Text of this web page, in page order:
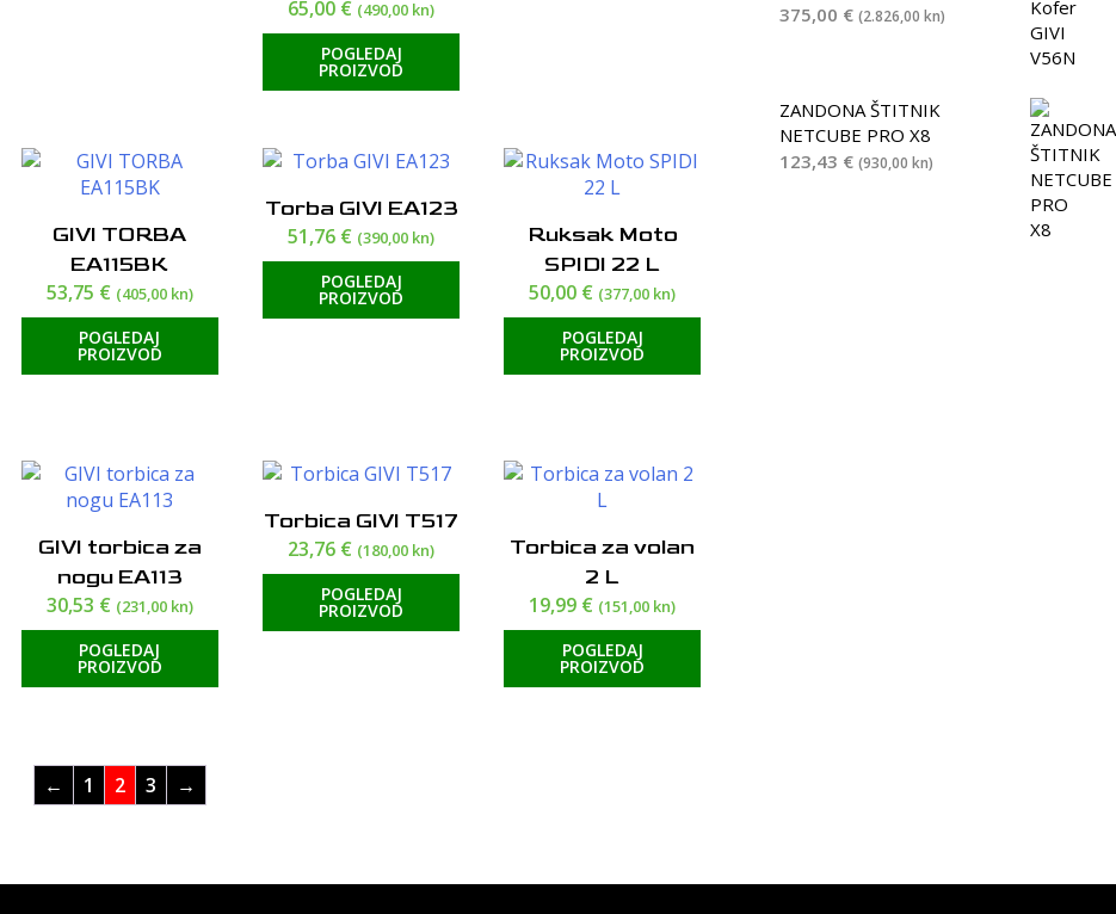
65,00 € (490,00 kn)
POGLEDAJ
PROIZVOD
GIVI TORBA
EA115BK
53,75 € (405,00 kn)
POGLEDAJ
PROIZVOD
Torba GIVI EA123
51,76 € (390,00 kn)
POGLEDAJ
PROIZVOD
Ruksak Moto
SPIDI 22 L
50,00 € (377,00 kn)
POGLEDAJ
PROIZVOD
GIVI torbica za
nogu EA113
30,53 € (231,00 kn)
POGLEDAJ
PROIZVOD
Torbica GIVI T517
23,76 € (180,00 kn)
POGLEDAJ
PROIZVOD
Torbica za volan
2 L
19,99 € (151,00 kn)
POGLEDAJ
PROIZVOD
← 1 2 3 →
375,00 € (2.826,00 kn)
ZANDONA ŠTITNIK
NETCUBE PRO X8
123,43 € (930,00 kn)